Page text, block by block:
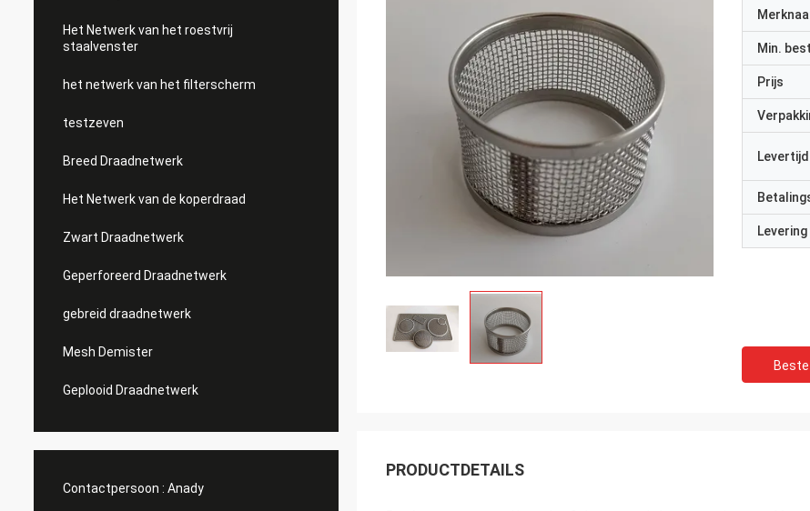
Het Netwerk van het roestvrij
staalvenster
het netwerk van het filterscherm
testzeven
Breed Draadnetwerk
Het Netwerk van de koperdraad
Zwart Draadnetwerk
Geperforeerd Draadnetwerk
gebreid draadnetwerk
Mesh Demister
Geplooid Draadnetwerk
Contactpersoon : Anady
Min.
Prijs
Levertijd
PRODUCTDETAILS